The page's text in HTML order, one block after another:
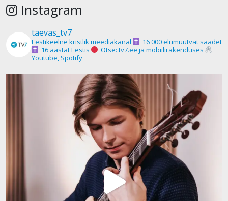
Instagram
taevas_tv7
Eestikeelne kristlik meediakanal
16 000 elumuutvat saadet
16 aastat Eestis
Otse: tv7.ee ja mobiilirakenduses
Youtube, Spotify